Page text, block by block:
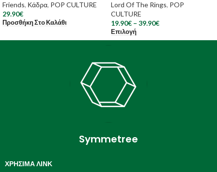
Friends, Κάδρα, POP CULTURE
29.90€
Προσθήκη Στο Καλάθι
Lord Of The Rings, POP
CULTURE
19.90€ – 39.90€
Επιλογή
Symmetree
ΧΡΉΣΙΜΑ ΛΙΝΚ